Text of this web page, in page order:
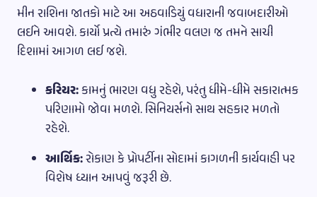
મીન રાશિના જાતકો માટે આ અઠવાડિયું વધારાની જવાબદારીઓ
લઈને આવશે. કાર્યો પ્રત્યે તમારું ગંભીર વલણ જ તમને સાચી
દિશામાં આગળ લઈ જશે.
કરિયર:કામનું ભારણ વધુ રહેશે, પરંતુ ધીમે-ધીમે સકારાત્મક
પરિણામો જોવા મળશે. સિનિયર્સનો સાથ સહકાર મળતો
રહેશે.
આર્થિક:રોકાણ કે પ્રોપર્ટીના સોદામાં કાગળની કાર્યવાહી પર
વિશેષ ધ્યાન આપવું જરૂરી છે.